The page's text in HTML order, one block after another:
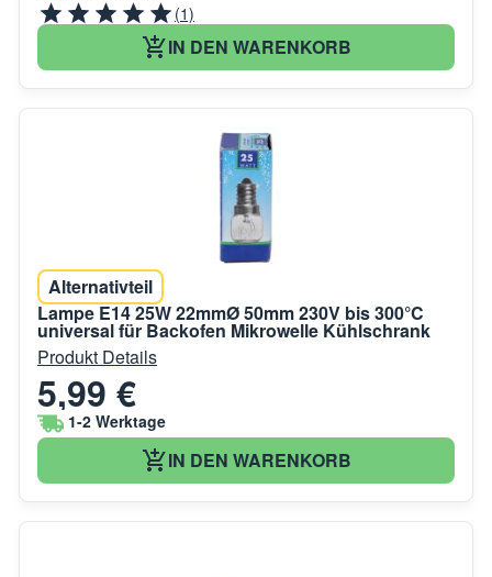
(1)
IN DEN WARENKORB
Alternativteil
Lampe E14 25W 22mmØ 50mm 230V bis 300°C
universal für Backofen Mikrowelle Kühlschrank
Produkt Details
5,99 €
1-2 Werktage
IN DEN WARENKORB